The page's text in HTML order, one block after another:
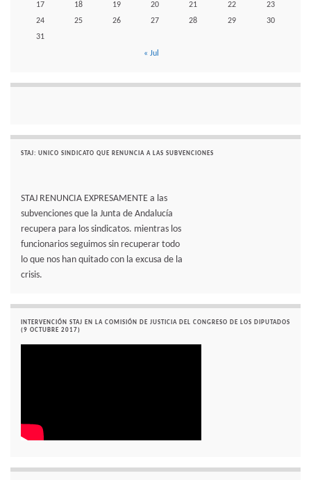
17
18 19 20 21 22
23
24
25 26 27 28 29
30
31
« Jul
STAJ: UNICO SINDICATO QUE RENUNCIA A LAS SUBVENCIONES
STAJ RENUNCIA EXPRESAMENTE a las
subvenciones que la Junta de Andalucía
recupera para los sindicatos. mientras los
funcionarios seguimos sin recuperar todo
lo que nos han quitado con la excusa de la
crisis.
INTERVENCIÓN STAJ EN LA COMISIÓN DE JUSTICIA DEL CONGRESO DE LOS DIPUTADOS
(9 OCTUBRE 2017)